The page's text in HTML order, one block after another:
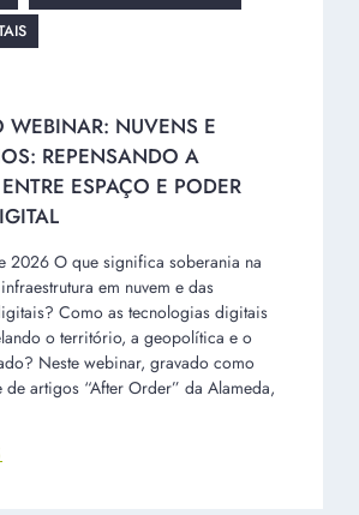
WEBINAR: NUVENS E
REPENSANDO A
ESPAÇO E PODER
2026 O que significa soberania na
em nuvem e das
Como as tecnologias digitais
o território, a geopolítica e o
Neste webinar, gravado como
de artigos “After Order” da Alameda,